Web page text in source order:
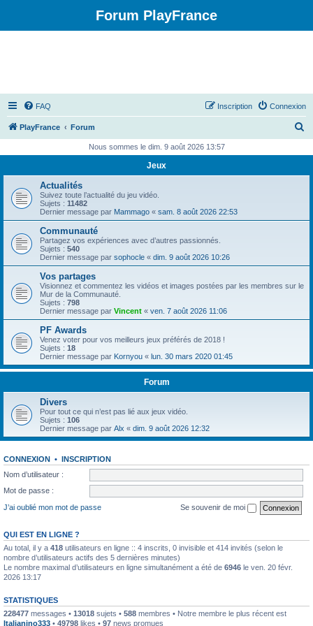
Forum PlayFrance
FAQ Connexion
Inscription
PlayFrance Forum
h
Nous sommes le dim. 9 août 2026 13:57
Jeux
Actualités
Suivez toute l’actualité du jeu vidéo.
Sujets : 11482
Dernier message par Mammago « sam. 8 août 2026 22:53
Communauté
Partagez vos expériences avec d’autres passionnés.
Sujets : 540
Dernier message par sophocle « dim. 9 août 2026 10:26
Vos partages
Visionnez et commentez les vidéos et images postées par les membres sur le
Mur de la Communauté.
Sujets : 798
Dernier message par Vincent « ven. 7 août 2026 11:06
PF Awards
Venez voter pour vos meilleurs jeux préférés de 2018 !
Sujets : 18
Dernier message par Kornyou « lun. 30 mars 2020 01:45
Forum
Divers
Pour tout ce qui n’est pas lié aux jeux vidéo.
Sujets : 106
Dernier message par Alx « dim. 9 août 2026 12:32
CONNEXION • INSCRIPTION
Nom d’utilisateur :
Mot de passe :
J’ai oublié mon mot de passe
Se souvenir de moi
QUI EST EN LIGNE ?
Au total, il y a 418 utilisateurs en ligne :: 4 inscrits, 0 invisible et 414 invités (selon le
nombre d’utilisateurs actifs des 5 dernières minutes)
Le nombre maximal d’utilisateurs en ligne simultanément a été de 6946 le ven. 20 févr.
2026 13:17
STATISTIQUES
228477 messages • 13018 sujets • 588 membres • Notre membre le plus récent est
Italianino333 • 49798 likes • 97 news promues